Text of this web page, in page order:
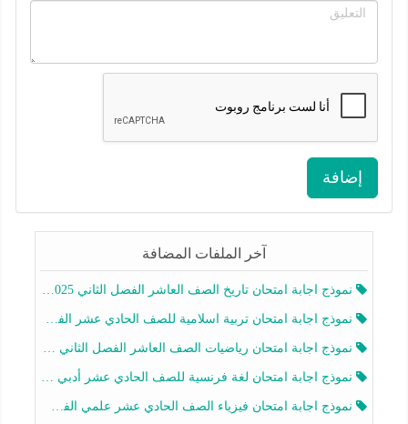
إضافة
آخر الملفات المضافة
نموذج اجابة امتحان تاريخ الصف العاشر الفصل الثاني 2025-2026
نموذج اجابة امتحان تربية اسلامية للصف الحادي عشر الفصل الثاني 2025-2026
نموذج اجابة امتحان رياضيات الصف العاشر الفصل الثاني 2025-2026
نموذج اجابة امتحان لغة فرنسية للصف الحادي عشر أدبي الفصل الثاني 2025-2026
نموذج اجابة امتحان فيزياء الصف الحادي عشر علمي الفصل الثاني 2025-2026